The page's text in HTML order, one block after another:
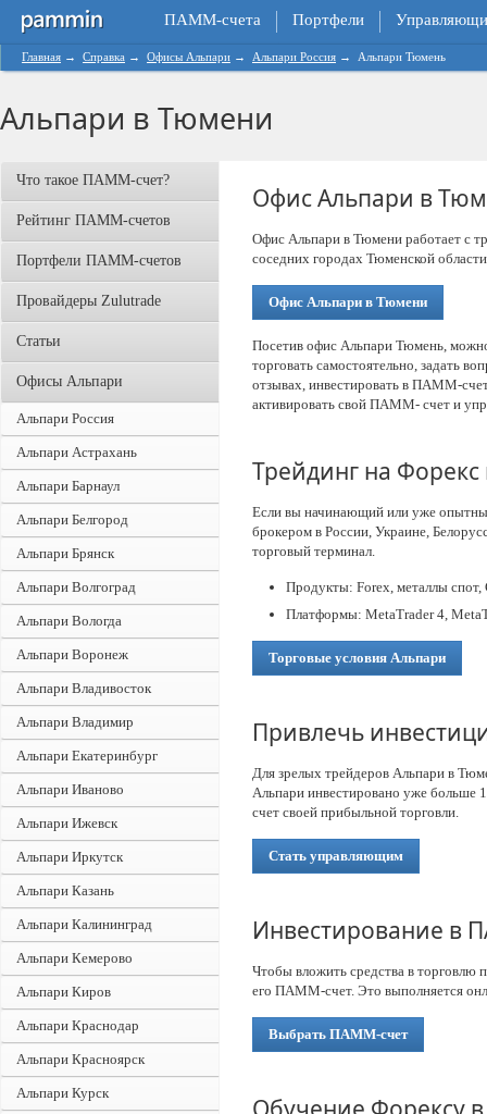
ПАММ-счета Портфели
Главная → Справка → Офисы Альпари → Альпари Россия → Альпари Тюмень
Альпари в Тюмени
Что такое ПАММ-счет?
Рейтинг ПАММ-счетов
Портфели ПАММ-счетов
Провайдеры Zulutrade
Статьи
Офисы Альпари
Альпари Россия
Альпари Астрахань
Альпари Барнаул
Альпари Белгород
Альпари Брянск
Альпари Волгоград
Альпари Вологда
Альпари Воронеж
Альпари Владивосток
Альпари Владимир
Альпари Екатеринбург
Альпари Иваново
Альпари Ижевск
Альпари Иркутск
Альпари Казань
Альпари Калининград
Альпари Кемерово
Альпари Киров
Альпари Краснодар
Альпари Красноярск
Альпари Курск
Офис Альпари в
Офис Альпари в Тюмени работает с
соседних городах Тюменской
Офис Альпари в Тюмени
Посетив офис Альпари Тюмень,
торговать самостоятельно, задать
отзывах, инвестировать в ПАММ-
активировать свой ПАММ- счет и
Трейдинг на
Если вы начинающий или уже
брокером в России, Украине,
торговый терминал.
Продукты: Forex, металлы спот,
Платформы: MetaTrader 4,
Торговые условия Альпари
Привлечь
Для зрелых трейдеров Альпари в
Альпари инвестировано уже больше
счет своей прибыльной торговли.
Стать управляющим
Инвестирование в
Чтобы вложить средства в торговлю
его ПАММ-счет. Это выполняется
Выбрать ПАММ-счет